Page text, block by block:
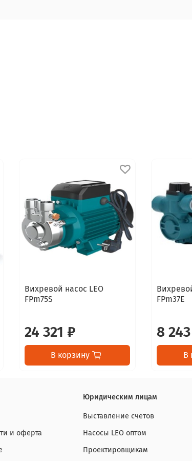
Вихревой насос LEO
FPm75S
24 321 ₽
В корзину
FPm37E
8
В
и оферта
Юридическим лицам
Выставление счетов
Насосы LEO оптом
Проектировщикам